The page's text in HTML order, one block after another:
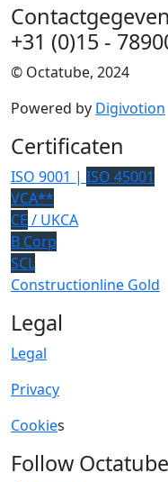
+31 (0)15 -
© Octatube, 2024
Powered by Digivotion
Certificaten
ISO 9001 | ISO 45001
VCA**
CE / UKCA
B Corp
SCL
Constructionline Gold
Legal
Legal
Privacy
Cookies
Follow Octatube